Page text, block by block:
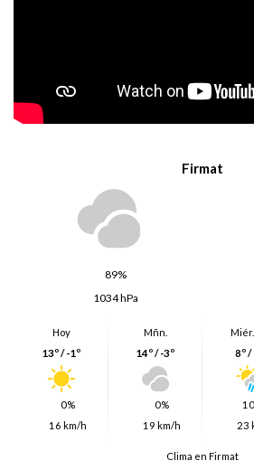
Firmat
89%
1034 hPa
Hoy
13º / -1º
0%
16 km/h
Mñn.
14º / -3º
0%
19 km/h
8º /
23
Clima en Firmat